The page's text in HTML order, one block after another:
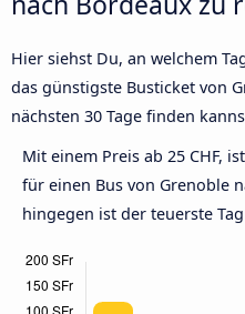
Hier siehst Du, an welchem
das günstigste Busticket von
nächsten 30 Tage finden
Mit einem Preis ab 25 CHF, ist
für einen Bus von Grenoble
hingegen ist der teuerste